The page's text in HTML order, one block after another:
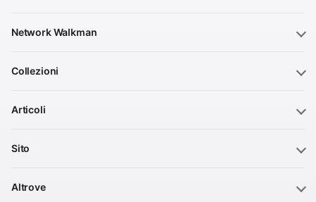
Network Walkman
Collezioni
Articoli
Sito
Altrove